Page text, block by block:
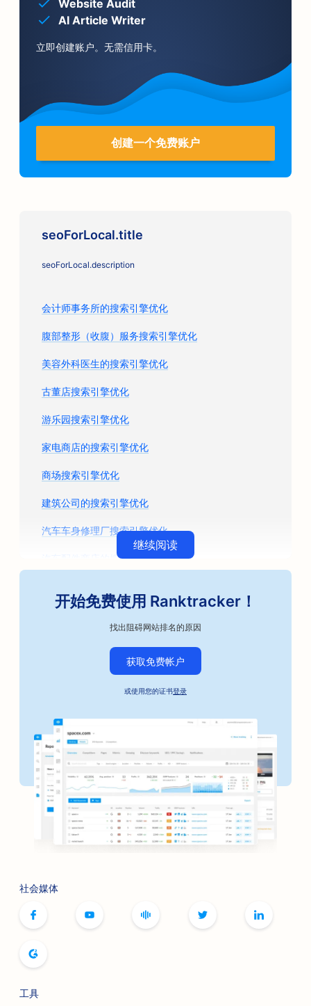
Website Audit
AI Article Writer
立即创建账户。无需信用卡。
创建一个免费账户
seoForLocal.title
seoForLocal.description
会计师事务所的搜索引擎优化
腹部整形（收腹）服务搜索引擎优化
美容外科医生的搜索引擎优化
古董店搜索引擎优化
游乐园搜索引擎优化
家电商店的搜索引擎优化
商场搜索引擎优化
建筑公司的搜索引擎优化
汽车车身修理厂搜索引擎优化
汽车配件商店的搜索引擎优化
保释债券服务的搜索引擎优化
汽车企业搜索引擎优化
面包店搜索引擎优化
理发店搜索引擎优化
银行搜索引擎优化
书店搜索引擎优化
烧烤店搜索引擎优化
肉毒杆菌毒素和填充剂服务的搜索引擎优化
精品店搜索引擎优化
继续阅读
开始免费使用 Ranktracker！
找出阻碍网站排名的原因
获取免费帐户
或使用您的证书登录
社会媒体
工具